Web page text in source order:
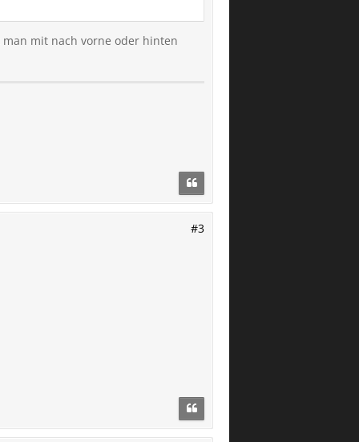
waren es
für mich ok. Bei
man über eine
184cm
mit nach vorne oder hinten
#3